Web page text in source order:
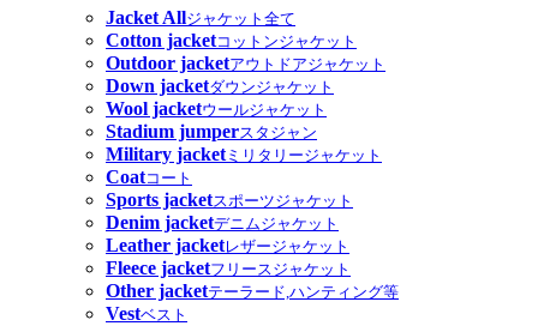
Jacket Allジャケット全て
Cotton jacketコットンジャケット
Outdoor jacketアウトドアジャケット
Down jacketダウンジャケット
Wool jacketウールジャケット
Stadium jumperスタジャン
Military jacketミリタリージャケット
Coatコート
Sports jacketスポーツジャケット
Denim jacketデニムジャケット
Leather jacketレザージャケット
Fleece jacketフリースジャケット
Other jacketテーラード,ハンティング等
Vestベスト